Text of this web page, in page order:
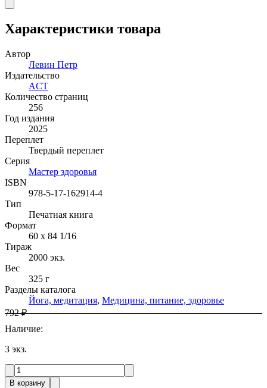
Характеристики товара
Автор
Левин Петр
Издательство
ACT
Количество страниц
256
Год издания
2025
Переплет
Твердый переплет
Серия
Мастер здоровья
ISBN
978-5-17-162914-4
Тип
Печатная книга
Формат
60 x 84 1/16
Тираж
2000 экз.
Вес
325 г
Разделы каталога
Йога, медитация, Медицина, питание, здоровье
792 ₽
Наличие:
3 экз.
В корзину